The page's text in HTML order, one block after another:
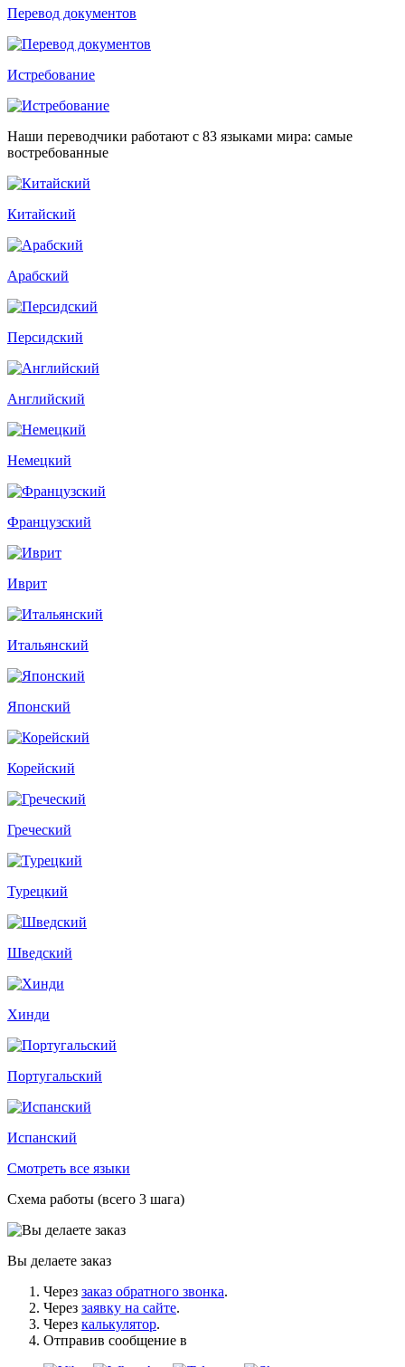
Перевод документов
Истребование
Наши переводчики работают с 83 языками мира: самые
востребованные
Китайский
Арабский
Персидский
Английский
Немецкий
Французский
Иврит
Итальянский
Японский
Корейский
Греческий
Турецкий
Шведский
Хинди
Португальский
Испанский
Смотреть все языки
Схема работы (всего 3 шага)
Вы делаете заказ
Через заказ обратного звонка.
Через заявку на сайте.
Через калькулятор.
Отправив сообщение в